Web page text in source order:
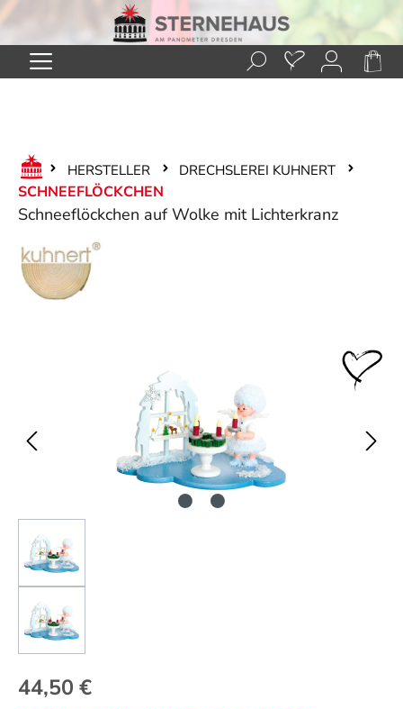
Zum Hauptinhalt springen
HERSTELLER DRECHSLEREI KUHNERT
SCHNEEFLÖCKCHEN
Schneeflöckchen auf Wolke mit Lichterkranz
Regulärer Preis:
44,50 €